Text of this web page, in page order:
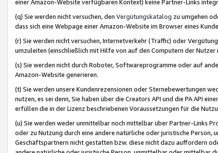
einer Amazon-Website verfügbaren Kontext) keine Partner-Links
(q) Sie werden nicht versuchen, den Vergütungskatalog zu umgehen
dass sich eine Webpage einer Amazon-Website im Browser eines
(r) Sie werden nicht versuchen, Internetverkehr (Traffic) oder
umzuleiten (einschließlich mit Hilfe von auf den Computern der
(s) Sie werden nicht durch Roboter, Softwareprogramme oder auf
Amazon-Website generieren.
(t) Sie werden unsere Kundenrezensionen oder Sternebewertungen
nutzen, es sei denn, Sie haben über die Creators API und die PA API
erfüllen die in der Lizenz beschriebenen Voraussetzungen für die
(u) Sie werden weder unmittelbar noch mittelbar über Partner-Links
oder zu Nutzung durch eine andere natürliche oder juristische
Geschäftspartnern nicht gestatten bzw. diese nicht dazu auffordern